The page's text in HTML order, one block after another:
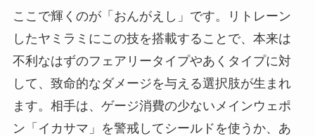
ここで輝くのが「おんがえし」です。リトレーン
したヤミラミにこの技を搭載することで、本来は
不利なはずのフェアリータイプやあくタイプに対
して、致命的なダメージを与える選択肢が生まれ
ます。相手は、ゲージ消費の少ないメインウェポ
ン「イカサマ」を警戒してシールドを使うか、あ